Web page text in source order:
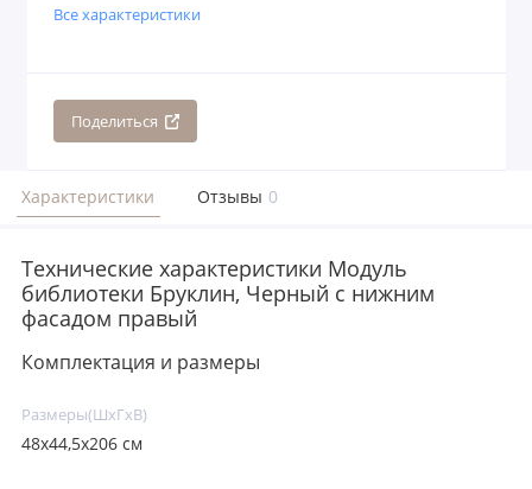
Все характеристики
Поделиться
Характеристики Отзывы 0
Технические характеристики Модуль
библиотеки Бруклин, Черный с нижним
фасадом правый
Комплектация и размеры
Размеры(ШxГxВ)
48х44,5х206 см